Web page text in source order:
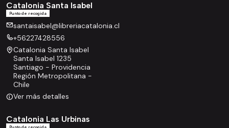
Catalonia Santa Isabel
Punto de recogida
santaisabel@libreriacatalonia.cl
+56227428556
Catalonia Santa Isabel
Santa Isabel 1235
Santiago - Providencia
Región Metropolitana -
Chile
Ver más detalles
Catalonia Las Urbinas
Punto de recogida